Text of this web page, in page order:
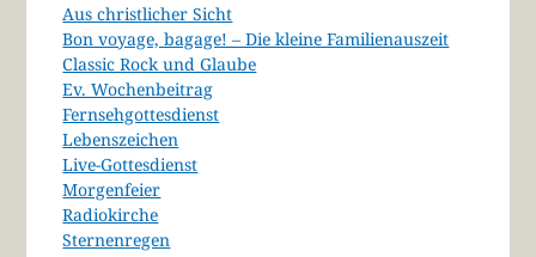
Aus christlicher Sicht
Bon voyage, bagage! – Die kleine Familienauszeit
Classic Rock und Glaube
Ev. Wochenbeitrag
Fernsehgottesdienst
Lebenszeichen
Live-Gottesdienst
Morgenfeier
Radiokirche
Sternenregen